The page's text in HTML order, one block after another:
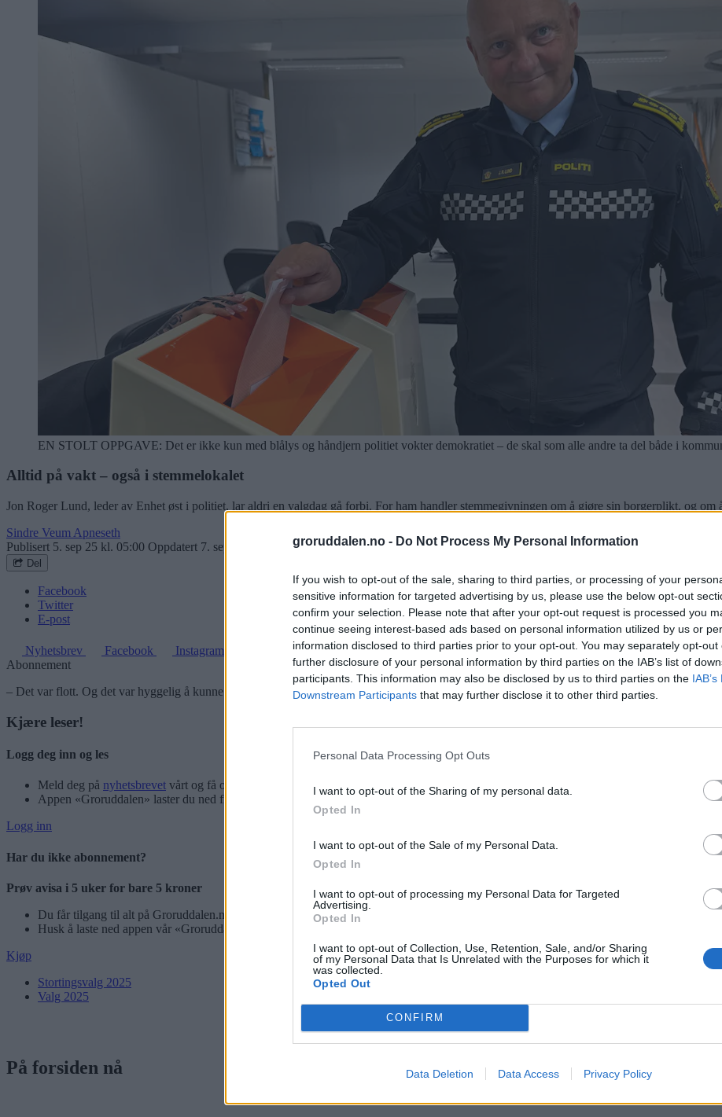
groruddalen.no - Do Not Process My Personal Information
If you wish to opt-out of the sale, sharing to third parties, or processing of your
sensitive information for targeted advertising by us, please use the below opt-out
confirm your selection. Please note that after your opt-out request is processed you
continue seeing interest-based ads based on personal information utilized by us or
information disclosed to third parties prior to your opt-out. You may separately opt-out
further disclosure of your personal information by third parties on the IAB’s list of
participants. This information may also be disclosed by us to third parties on the
Downstream Participants that may further disclose it to other third parties.
Personal Data Processing Opt Outs
I want to opt-out of the Sharing of my personal data.
Opted In
I want to opt-out of the Sale of my Personal Data.
Opted In
I want to opt-out of processing my Personal Data for Targeted
Advertising.
Opted In
I want to opt-out of Collection, Use, Retention, Sale, and/or Sharing
of my Personal Data that Is Unrelated with the Purposes for which it
was collected.
Opted Out
CONFIRM
Data Deletion Data Access Privacy Policy
EN STOLT OPPGAVE: Det er ikke kun med blålys og håndjern politiet vokter demokratiet – de skal som alle andre ta del både i
Alltid på vakt – også i stemmelokalet
Jon Roger Lund, leder av Enhet øst i politiet, lar aldri en valgdag gå forbi. For ham handler stemmegivningen om å gjøre sin borgerplikt, og om
Sindre Veum Apneseth
Publisert 5. sep 25 kl. 05:00 Oppdatert 7. sep 25 kl. 23:50
Del
Facebook
Twitter
E-post
Nyhetsbrev Facebook
Instagram
Abonnement
– Det var flott. Og det var hyggelig å kunne forhåndsstemme her på Stovner, rett ved den gamle politilokasjonen, sier Lund til avisa når høstens
Kjære leser!
Logg deg inn og les
Meld deg på nyhetsbrevet vårt og få oppdateringer rett i innboksen.
Appen «Groruddalen» laster du ned fra App Store og Google Play
Logg inn
Har du ikke abonnement?
Prøv avisa i 5 uker for bare 5 kroner
Du får tilgang til alt på Groruddalen.no – også eAvisen vår!
Husk å laste ned appen vår «Groruddalen» for best mulig leseopplevelse.
Kjøp
Stortingsvalg 2025
Valg 2025
På forsiden nå